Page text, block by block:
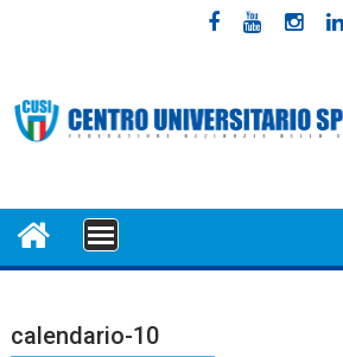
MENU
calendario-10